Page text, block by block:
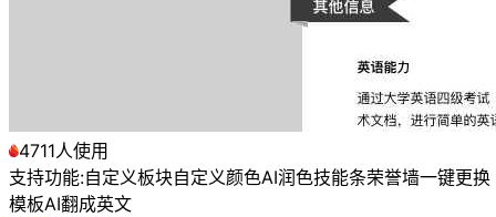
4711人使用
支持功能:自定义板块自定义颜色AI润色技能条荣誉墙一键更换
模板AI翻成英文